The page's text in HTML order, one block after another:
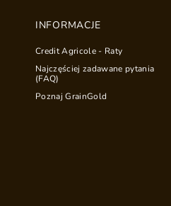
INFORMACJE
Credit Agricole - Raty
Najczęściej zadawane pytania
(FAQ)
Poznaj GrainGold